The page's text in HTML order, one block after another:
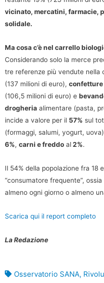
vicinato, mercatini, farmacie,
solidale.
Ma cosa c’è nel carrello
Considerando solo la merce
tre referenze più vendute nella
(137 milioni di euro), confetture
(106,5 milioni di euro) e
drogheria alimentare (pasta,
incide a valore per il 57% sul
(formaggi, salumi, yogurt,
6%, carni e freddo al2%.
Il 54% della popolazione fra 18
“consumatore frequente”,
almeno ogni giorno o almeno
Scarica qui il report completo
La Redazione
Osservatorio SANA,